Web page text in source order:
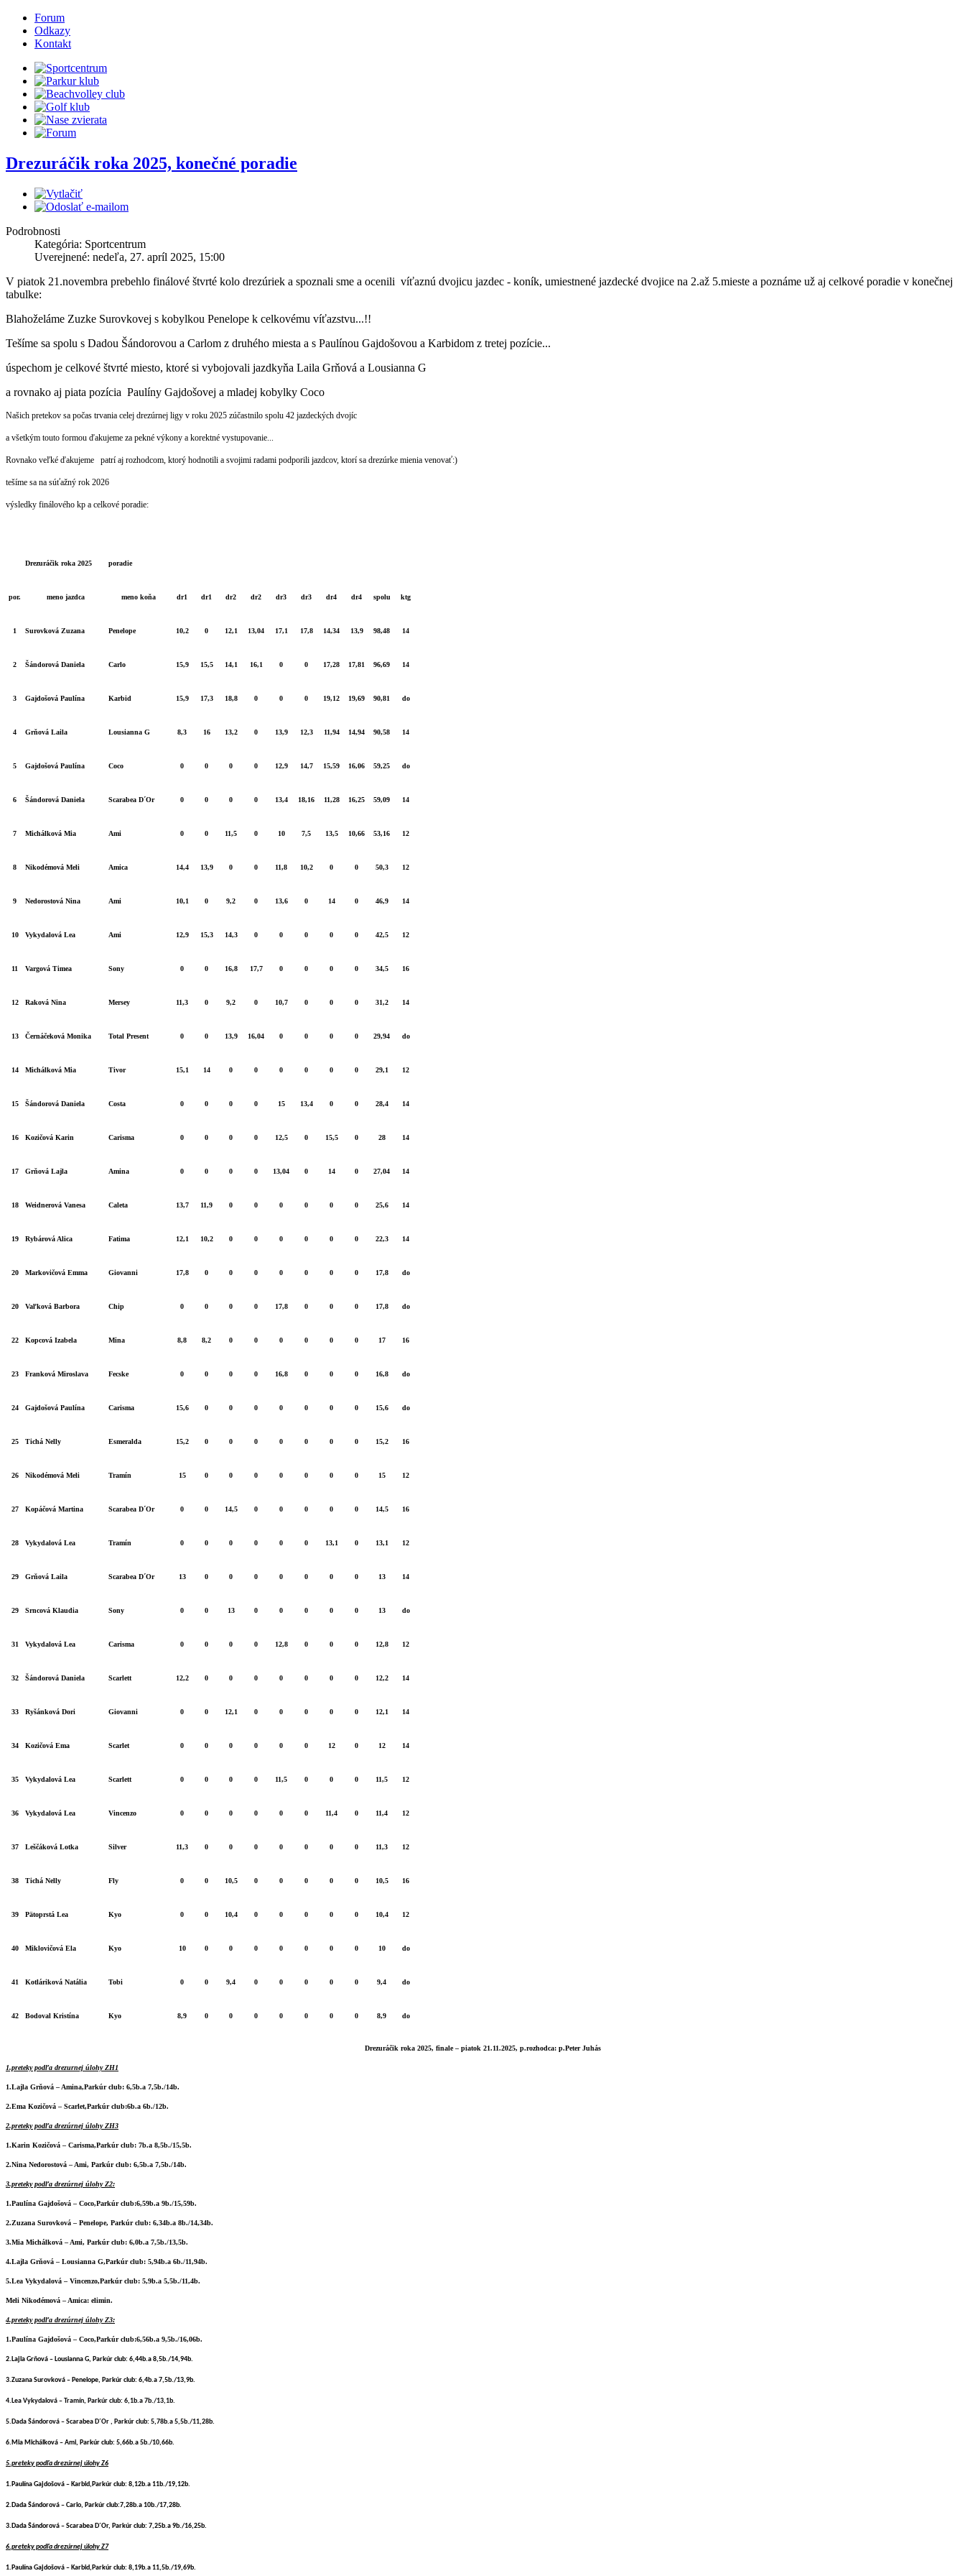
Forum
Odkazy
Kontakt
Drezuráčik roka 2025, konečné poradie
Podrobnosti
Kategória: Sportcentrum
Uverejnené: nedeľa, 27. apríl 2025, 15:00
V piatok 21.novembra prebehlo finálové štvrté kolo drezúriek a spoznali sme a ocenili víťaznú dvojicu jazdec - koník, umiestnené jazdecké dvojice na 2.až 5.mieste a poznáme už aj celkové poradie v konečnej
tabulke:
Blahoželáme Zuzke Surovkovej s kobylkou Penelope k celkovému víťazstvu...!!
Tešíme sa spolu s Dadou Šándorovou a Carlom z druhého miesta a s Paulínou Gajdošovou a Karbidom z tretej pozície...
úspechom je celkové štvrté miesto, ktoré si vybojovali jazdkyňa Laila Grňová a Lousianna G
a rovnako aj piata pozícia Paulíny Gajdošovej a mladej kobylky Coco
Našich pretekov sa počas trvania celej drezúrnej ligy v roku 2025 zúčastnilo spolu 42 jazdeckých dvojíc
a všetkým touto formou ďakujeme za pekné výkony a korektné vystupovanie...
Rovnako veľké ďakujeme patrí aj rozhodcom, ktorý hodnotili a svojimi radami podporili jazdcov, ktorí sa drezúrke mienia venovať:)
tešíme sa na súťažný rok 2026
výsledky finálového kp a celkové poradie:
Drezuráčik roka 2025 poradie
por. meno jazdca meno koňa dr1 dr1 dr2 dr2 dr3 dr3 dr4 dr4 spolu ktg
1 Surovková Zuzana Penelope 10,2 0 12,1 13,04 17,1 17,8 14,34 13,9 98,48 14
2 Šándorová Daniela Carlo 15,9 15,5 14,1 16,1 0 0 17,28 17,81 96,69 14
3 Gajdošová Paulína Karbid 15,9 17,3 18,8 0 0 0 19,12 19,69 90,81 do
4 Grňová Laila Lousianna G 8,3 16 13,2 0 13,9 12,3 11,94 14,94 90,58 14
5 Gajdošová Paulína Coco 0 0 0 0 12,9 14,7 15,59 16,06 59,25 do
6 Šándorová Daniela Scarabea D´Or 0 0 0 0 13,4 18,16 11,28 16,25 59,09 14
7 Michálková Mia Ami 0 0 11,5 0 10 7,5 13,5 10,66 53,16 12
8 Nikodémová Meli Amica 14,4 13,9 0 0 11,8 10,2 0 0 50,3 12
9 Nedorostová Nina Ami 10,1 0 9,2 0 13,6 0 14 0 46,9 14
10 Vykydalová Lea Ami 12,9 15,3 14,3 0 0 0 0 0 42,5 12
11 Vargová Timea Sony 0 0 16,8 17,7 0 0 0 0 34,5 16
12 Raková Nina Mersey 11,3 0 9,2 0 10,7 0 0 0 31,2 14
13 Černáčeková Monika Total Present 0 0 13,9 16,04 0 0 0 0 29,94 do
14 Michálková Mia Tivor 15,1 14 0 0 0 0 0 0 29,1 12
15 Šándorová Daniela Costa 0 0 0 0 15 13,4 0 0 28,4 14
16 Kozičová Karin Carisma 0 0 0 0 12,5 0 15,5 0 28 14
17 Grňová Lajla Amina 0 0 0 0 13,04 0 14 0 27,04 14
18 Weidnerová Vanesa Caleta 13,7 11,9 0 0 0 0 0 0 25,6 14
19 Rybárová Alica Fatima 12,1 10,2 0 0 0 0 0 0 22,3 14
20 Markovičová Emma Giovanni 17,8 0 0 0 0 0 0 0 17,8 do
20 Vaľková Barbora Chip 0 0 0 0 17,8 0 0 0 17,8 do
22 Kopcová Izabela Mina 8,8 8,2 0 0 0 0 0 0 17 16
23 Franková Miroslava Fecske 0 0 0 0 16,8 0 0 0 16,8 do
24 Gajdošová Paulína Carisma 15,6 0 0 0 0 0 0 0 15,6 do
25 Tichá Nelly Esmeralda 15,2 0 0 0 0 0 0 0 15,2 16
26 Nikodémová Meli Tramín 15 0 0 0 0 0 0 0 15 12
27 Kopáčová Martina Scarabea D´Or 0 0 14,5 0 0 0 0 0 14,5 16
28 Vykydalová Lea Tramín 0 0 0 0 0 0 13,1 0 13,1 12
29 Grňová Laila Scarabea D´Or 13 0 0 0 0 0 0 0 13 14
29 Srncová Klaudia Sony 0 0 13 0 0 0 0 0 13 do
31 Vykydalová Lea Carisma 0 0 0 0 12,8 0 0 0 12,8 12
32 Šándorová Daniela Scarlett 12,2 0 0 0 0 0 0 0 12,2 14
33 Ryšánková Dori Giovanni 0 0 12,1 0 0 0 0 0 12,1 14
34 Kozičová Ema Scarlet 0 0 0 0 0 0 12 0 12 14
35 Vykydalová Lea Scarlett 0 0 0 0 11,5 0 0 0 11,5 12
36 Vykydalová Lea Vincenzo 0 0 0 0 0 0 11,4 0 11,4 12
37 Leščáková Lotka Silver 11,3 0 0 0 0 0 0 0 11,3 12
38 Tichá Nelly Fly 0 0 10,5 0 0 0 0 0 10,5 16
39 Pätoprstá Lea Kyo 0 0 10,4 0 0 0 0 0 10,4 12
40 Miklovičová Ela Kyo 10 0 0 0 0 0 0 0 10 do
41 Kotláriková Natália Tobi 0 0 9,4 0 0 0 0 0 9,4 do
42 Bodoval Kristína Kyo 8,9 0 0 0 0 0 0 0 8,9 do
Drezuráčik roka 2025, finale – piatok 21.11.2025, p.rozhodca: p.Peter Juhás
1.preteky podľa drezurnej úlohy ZH1
1.Lajla Grňová – Amina,Parkúr club: 6,5b.a 7,5b./14b.
2.Ema Kozičová – Scarlet,Parkúr club:6b.a 6b./12b.
2.preteky podľa drezúrnej úlohy ZH3
1.Karin Kozičová – Carisma,Parkúr club: 7b.a 8,5b./15,5b.
2.Nina Nedorostová – Ami, Parkúr club: 6,5b.a 7,5b./14b.
3.preteky podľa drezúrnej úlohy Z2:
1.Paulína Gajdošová – Coco,Parkúr club:6,59b.a 9b./15,59b.
2.Zuzana Surovková – Penelope, Parkúr club: 6,34b.a 8b./14,34b.
3.Mia Michálková – Ami, Parkúr club: 6,0b.a 7,5b./13,5b.
4.Lajla Grňová – Lousianna G,Parkúr club: 5,94b.a 6b./11,94b.
5.Lea Vykydalová – Vincenzo,Parkúr club: 5,9b.a 5,5b./11,4b.
Meli Nikodémová – Amica: elimin.
4.preteky podľa drezúrnej úlohy Z3:
1.Paulína Gajdošová – Coco,Parkúr club:6,56b.a 9,5b./16,06b.
2.Lajla Grňová – Lousianna G, Parkúr club: 6,44b.a 8,5b./14,94b.
3.Zuzana Surovková – Penelope, Parkúr club: 6,4b.a 7,5b./13,9b.
4.Lea Vykydalová – Tramín, Parkúr club: 6,1b.a 7b./13,1b.
5.Dada Šándorová – Scarabea D´Or , Parkúr club: 5,78b.a 5,5b./11,28b.
6.Mia Michálková – Ami, Parkúr club: 5,66b.a 5b./10,66b.
5.preteky podľa drezúrnej úlohy Z6
1.Paulína Gajdošová – Karbid,Parkúr club: 8,12b.a 11b./19,12b.
2.Dada Šándorová – Carlo, Parkúr club:7,28b.a 10b./17,28b.
3.Dada Šándorová – Scarabea D´Or, Parkúr club: 7,25b.a 9b./16,25b.
6.preteky podľa drezúrnej úlohy Z7
1.Paulína Gajdošová – Karbid,Parkúr club: 8,19b.a 11,5b./19,69b.